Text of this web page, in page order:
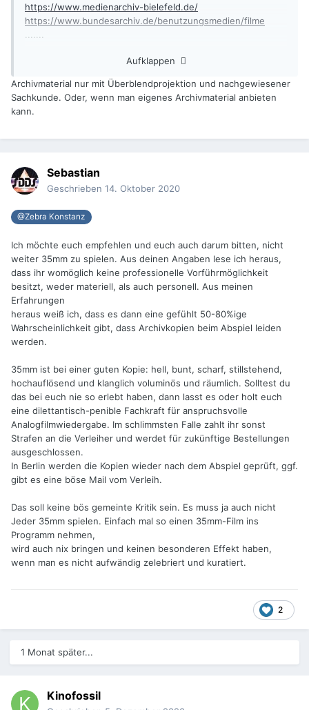
https://www.medienarchiv-bielefeld.de/
https://www.bundesarchiv.de/benutzungsmedien/filme
.......
Bedingungen jeweils erfragen
Aufklappen
Archivmaterial nur mit Überblendprojektion und nachgewiesener
Sachkunde. Oder, wenn man eigenes Archivmaterial anbieten
kann.
Sebastian
Geschrieben 14. Oktober 2020
@Zebra Konstanz
Ich möchte euch empfehlen und euch auch darum bitten, nicht
weiter 35mm zu spielen. Aus deinen Angaben lese ich heraus,
dass ihr womöglich keine professionelle Vorführmöglichkeit
besitzt, weder materiell, als auch personell. Aus meinen
Erfahrungen
heraus weiß ich, dass es dann eine gefühlt 50-80%ige
Wahrscheinlichkeit gibt, dass Archivkopien beim Abspiel leiden
werden.
35mm ist bei einer guten Kopie: hell, bunt, scharf, stillstehend,
hochauflösend und klanglich voluminös und räumlich. Solltest du
das bei euch nie so erlebt haben, dann lasst es oder holt euch
eine dilettantisch-penible Fachkraft für anspruchsvolle
Analogfilmwiedergabe. Im schlimmsten Falle zahlt ihr sonst
Strafen an die Verleiher und werdet für zukünftige Bestellungen
ausgeschlossen.
In Berlin werden die Kopien wieder nach dem Abspiel geprüft, ggf.
gibt es eine böse Mail vom Verleih.
Das soll keine bös gemeinte Kritik sein. Es muss ja auch nicht
Jeder 35mm spielen. Einfach mal so einen 35mm-Film ins
Programm nehmen,
wird auch nix bringen und keinen besonderen Effekt haben,
wenn man es nicht aufwändig zelebriert und kuratiert.
2
1 Monat später...
Kinofossil